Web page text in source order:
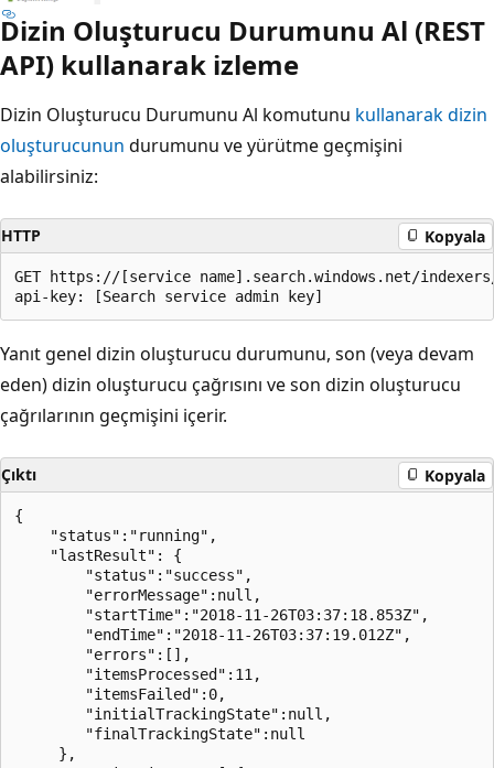
Dizin Oluşturucu Durumunu Al (REST
API) kullanarak izleme
Dizin Oluşturucu Durumunu Al komutunu kullanarak dizin
oluşturucunun durumunu ve yürütme geçmişini
alabilirsiniz:
HTTP Kopyala
GET https://[service name].search.windows.net/
Yanıt genel dizin oluşturucu durumunu, son (veya devam
eden) dizin oluşturucu çağrısını ve son dizin oluşturucu
çağrılarının geçmişini içerir.
Çıktı Kopyala
{
    "status":"running",
    "lastResult": {
        "status":"success",
        "errorMessage":null,
        "startTime":"2018-11-26T03:37:18.853Z",
        "endTime":"2018-11-26T03:37:19.012Z",
        "errors":[],
        "itemsProcessed":11,
        "itemsFailed":0,
        "initialTrackingState":null,
        "finalTrackingState":null
     },